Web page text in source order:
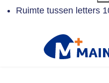
Ruimte tussen letters